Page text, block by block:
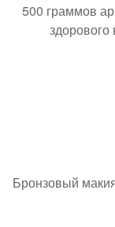
500 граммов
здорового
Бронзовый